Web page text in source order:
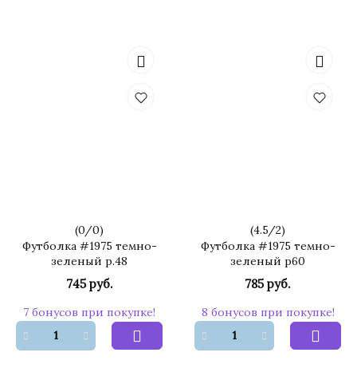
(0/0)
Футболка #1975 темно-
зеленый р.48
745 руб.
7 бонусов при покупке!
(4.5/2)
Футболка #1975 темно-
зеленый р60
785 руб.
8 бонусов при покупке!